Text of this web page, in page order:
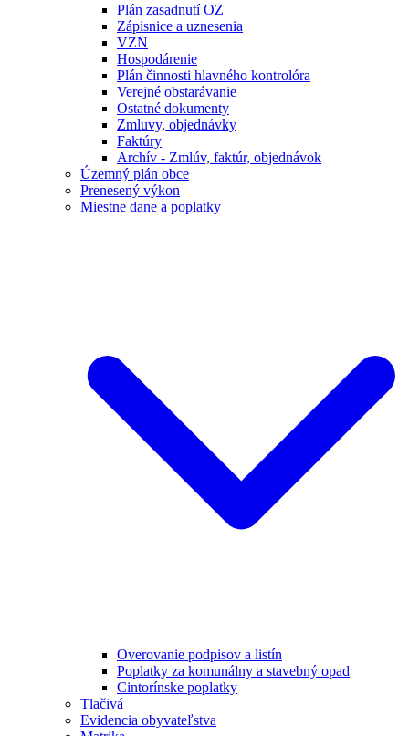
Plán zasadnutí OZ
Zápisnice a uznesenia
VZN
Hospodárenie
Plán činnosti hlavného kontrolóra
Verejné obstarávanie
Ostatné dokumenty
Zmluvy, objednávky
Faktúry
Archív - Zmlúv, faktúr, objednávok
Územný plán obce
Prenesený výkon
Miestne dane a poplatky
Overovanie podpisov a listín
Poplatky za komunálny a stavebný opad
Cintorínske poplatky
Tlačivá
Evidencia obyvateľstva